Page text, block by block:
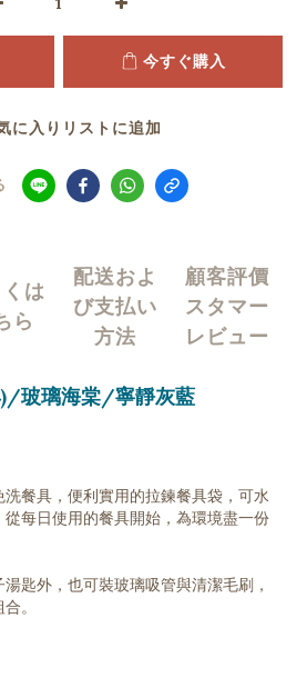
今すぐ購入
に入りリストに追加
は
ら
配送およ
び支払い
方法
顧客評價
スタマー
レビュー
)/玻璃海棠/寧靜灰藍
餐具，便利實用的拉鍊餐具袋，可水
每日使用的餐具開始，為環境盡一份
匙外，也可裝玻璃吸管與清潔毛刷，
。